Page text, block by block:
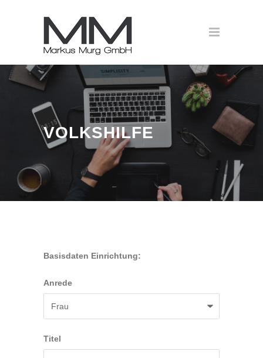
VOLKSHILFE
Basisdaten Einrichtung:
Anrede
Titel